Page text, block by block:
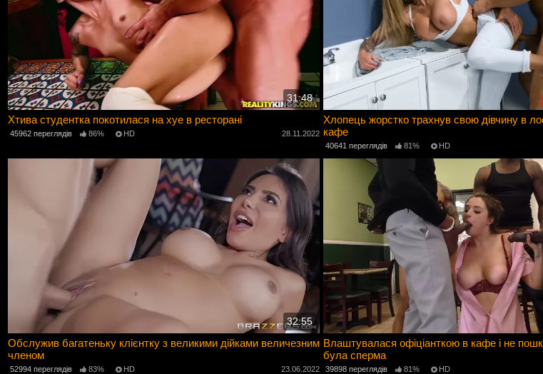
31:48
Хтива студентка покотилася на хуе в ресторані
45962 переглядів 86% HD 28.11.2022
Хлопець жорстко трахнув свою дівчину в
кафе
40641 переглядів 81% HD
32:55
Обслужив багатеньку клієнтку з великими дійками величезним
членом
52994 переглядів 83% HD 23.06.2022
Влаштувалася офіціанткою в кафе і не
була сперма
39898 переглядів 81% HD